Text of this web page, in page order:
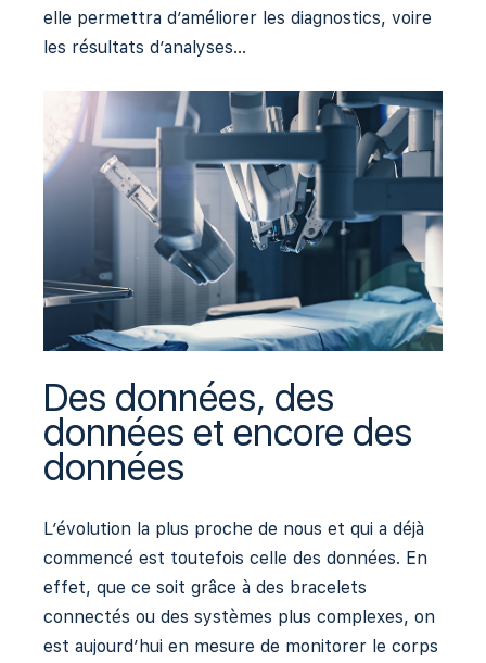
elle permettra d’améliorer les diagnostics, voire
les résultats d’analyses…
Des données, des
données et encore des
données
L’évolution la plus proche de nous et qui a déjà
commencé est toutefois celle des données. En
effet, que ce soit grâce à des bracelets
connectés ou des systèmes plus complexes, on
est aujourd’hui en mesure de monitorer le corps